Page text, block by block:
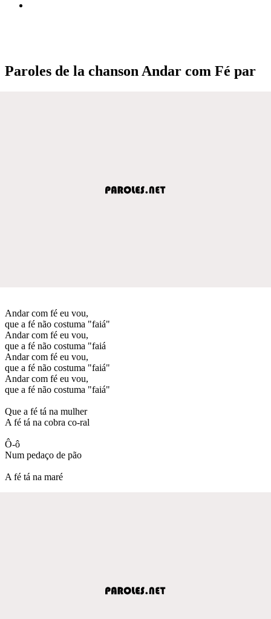
Paroles de la chanson Andar com Fé par
Andar com fé eu vou,
que a fé não costuma "faiá"
Andar com fé eu vou,
que a fé não costuma "faiá
Andar com fé eu vou,
que a fé não costuma "faiá"
Andar com fé eu vou,
que a fé não costuma "faiá"
Que a fé tá na mulher
A fé tá na cobra co-ral
Ô-ô
Num pedaço de pão
A fé tá na maré